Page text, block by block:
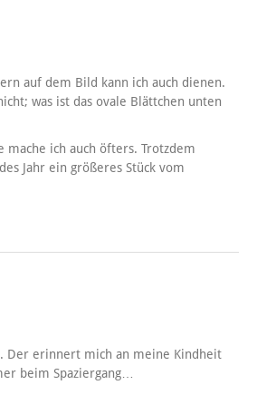
auf dem Bild kann ich auch dienen.
was ist das ovale Blättchen unten
mache ich auch öfters. Trotzdem
Jahr ein größeres Stück vom
Der erinnert mich an meine Kindheit
beim Spaziergang…